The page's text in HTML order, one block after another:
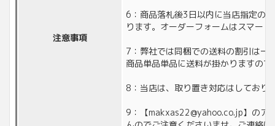
注意事項
6：商品落札後3日以内に当店指定の
ります。オーダーフォームはスマー
7：弊社では同梱での送料の割引は一
商品単品単品に送料が掛かりますの
8：当店は、取り置き対応はしており
9：【makxas22@yahoo.co.jp】のア